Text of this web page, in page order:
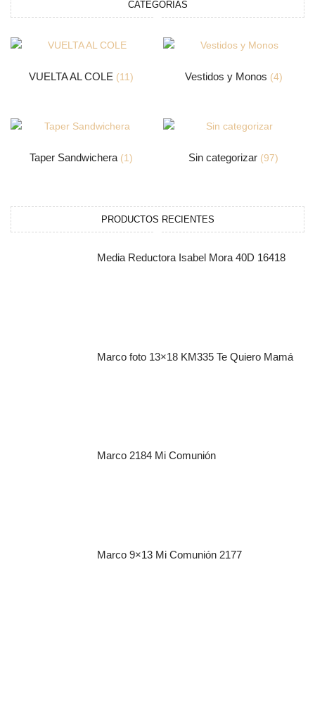
CATEGORÍAS
VUELTA AL COLE (11) Vestidos y Monos (4)
Taper Sandwichera (1) Sin categorizar (97)
PRODUCTOS RECIENTES
Media Reductora Isabel Mora 40D 16418
Marco foto 13×18 KM335 Te Quiero Mamá
Marco 2184 Mi Comunión
Marco 9×13 Mi Comunión 2177